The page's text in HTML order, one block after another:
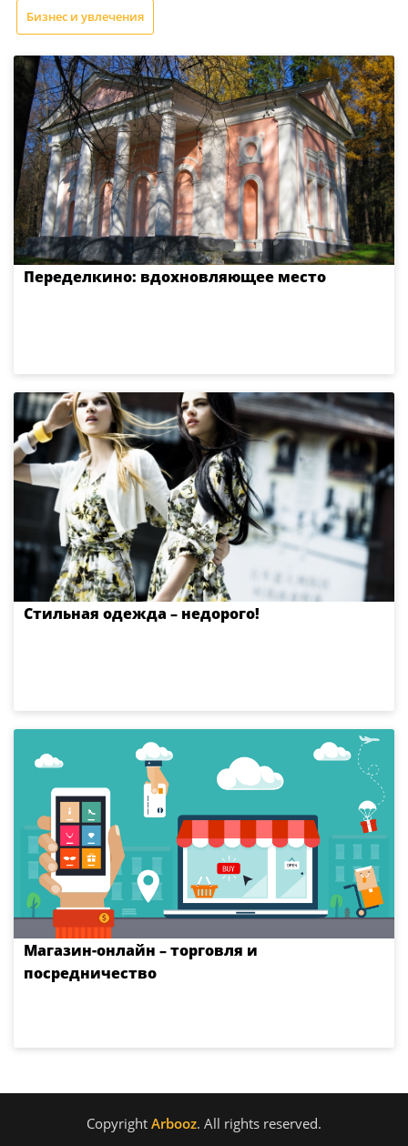
Бизнес и увлечения
Переделкино: вдохновляющее место
Стильная одежда – недорого!
Магазин-онлайн – торговля и
посредничество
Copyright Arbooz. All rights reserved.